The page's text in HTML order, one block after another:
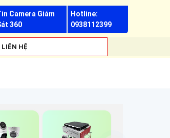
Camera Giám
360
Hotline:
0938112399
LIÊN HỆ